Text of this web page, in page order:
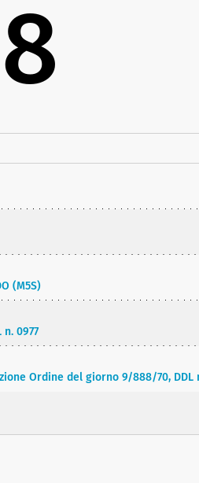
8
(M5S)
n. 0977
Ordine del giorno 9/888/70, DDL